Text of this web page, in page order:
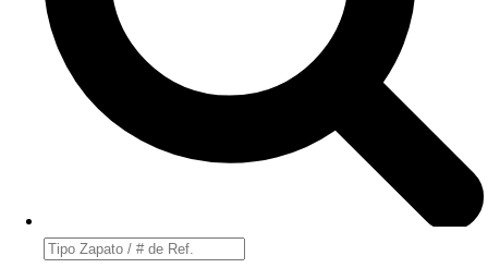
Búsqueda